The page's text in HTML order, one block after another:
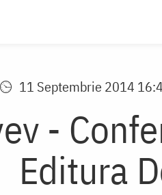
11 Septembrie 2014
-
Editura